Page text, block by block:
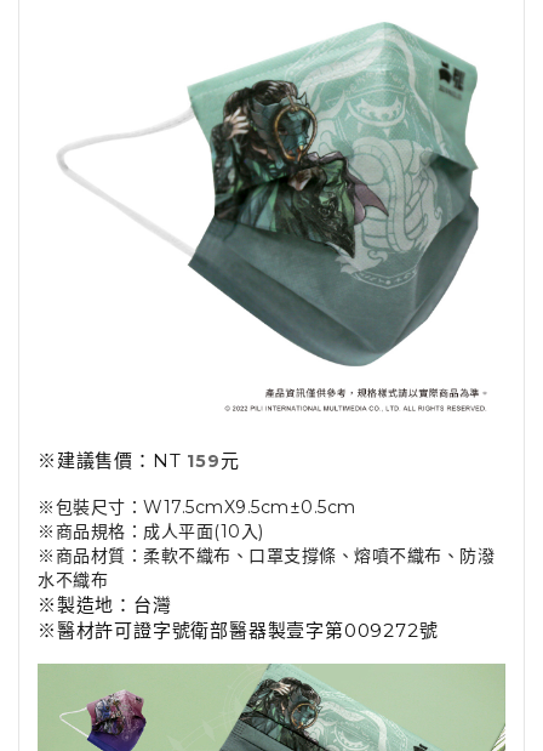
※建議售價：NT 159元
※包裝尺寸：W17.5cmX9.5cm±0.5cm
※商品規格：成人平面(10入)
※商品材質：柔軟不織布、口罩支撐條、熔噴不織布、防潑
水不織布
※製造地：台灣
※醫材許可證字號衛部醫器製壹字第009272號